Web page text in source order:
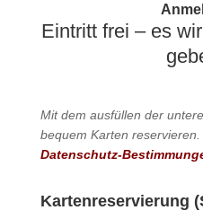
Eintritt frei – es
Mit dem ausfüllen der
bequem Karten
Datenschutz-
Kartenreservierung